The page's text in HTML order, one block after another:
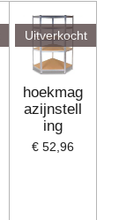
Uitverkocht
hoekmag
azijnstell
ing
€ 52,96